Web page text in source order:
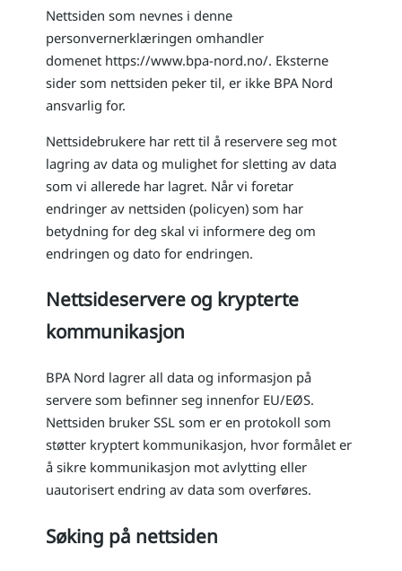
Nettsiden som nevnes i denne
personvernerklæringen omhandler
domenet https://www.bpa-nord.no/. Eksterne
sider som nettsiden peker til, er ikke BPA Nord
ansvarlig for.
Nettsidebrukere har rett til å reservere seg mot
lagring av data og mulighet for sletting av data
som vi allerede har lagret. Når vi foretar
endringer av nettsiden (policyen) som har
betydning for deg skal vi informere deg om
endringen og dato for endringen.
Nettsideservere og krypterte
kommunikasjon
BPA Nord lagrer all data og informasjon på
servere som befinner seg innenfor EU/EØS.
Nettsiden bruker SSL som er en protokoll som
støtter kryptert kommunikasjon, hvor formålet er
å sikre kommunikasjon mot avlytting eller
uautorisert endring av data som overføres.
Søking på nettsiden